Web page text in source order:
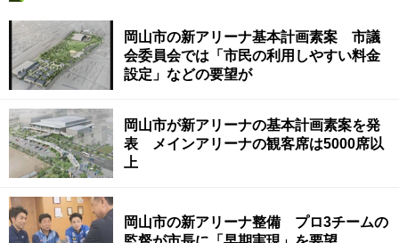
岡山市の新アリーナ基本計画素案 市議
会委員会では「市民の利用しやすい料金
設定」などの要望が
岡山市が新アリーナの基本計画素案を発
表 メインアリーナの観客席は5000席以
上
岡山市の新アリーナ整備 プロ3チームの